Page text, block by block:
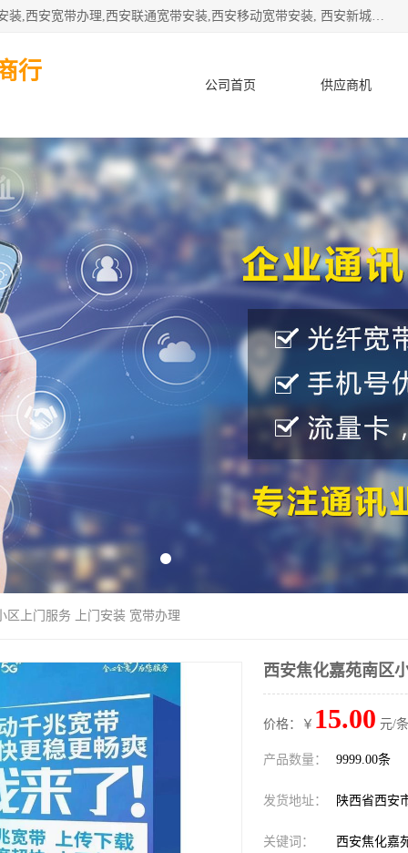
公司主要经营西安电信宽带安装,西安光纤专线安装,西安宽带安装,西安宽带办理,西安联通宽带安装,西安移动宽带安装, 西安新城赛派通讯商行从事西安地区的联通，移动，电信宽带安装，光纤专线安装，宽带办理等业务
行
公司首页 供应商机
产品知识 客户案例
区上门服务 上门安装 宽带办理
西安焦化嘉苑南区
价格：￥ 15.00 元/
产品数量： 9999.00条
发货地址： 陕西省西安
关键词： 西安焦化嘉